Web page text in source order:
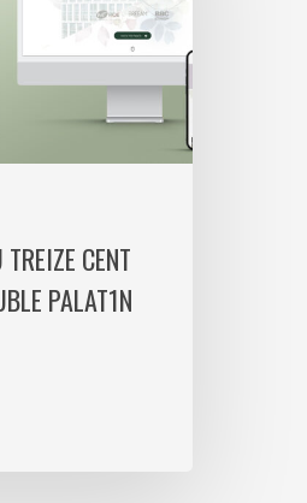
CENT
PALAT1N